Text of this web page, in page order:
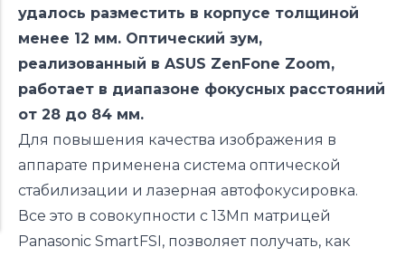
удалось разместить в корпусе толщиной
менее 12 мм. Оптический зум,
реализованный в ASUS ZenFone Zoom,
работает в диапазоне фокусных расстояний
от 28 до 84 мм.
Для повышения качества изображения в
аппарате применена система оптической
стабилизации и лазерная автофокусировка.
Все это в совокупности с 13Мп матрицей
Panasonic SmartFSI, позволяет получать, как